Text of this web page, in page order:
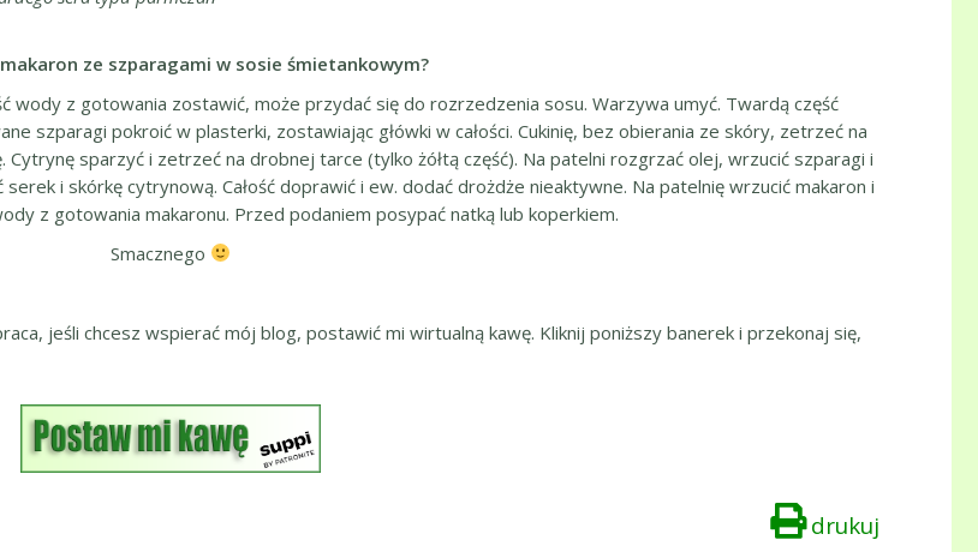
makaron ze szparagami w sosie śmietankowym?
wody z gotowania zostawić, może przydać się do rozrzedzenia sosu. Warzywa umyć. Twardą część
szparagi pokroić w plasterki, zostawiając główki w całości. Cukinię, bez obierania ze skóry, zetrzeć na
sparzyć i zetrzeć na drobnej tarce (tylko żółtą część). Na patelni rozgrzać olej, wrzucić szparagi i
i skórkę cytrynową. Całość doprawić i ew. dodać drożdże nieaktywne. Na patelnię wrzucić makaron i
z gotowania makaronu. Przed podaniem posypać natką lub koperkiem.
Smacznego
jeśli chcesz wspierać mój blog, postawić mi wirtualną kawę. Kliknij poniższy banerek i przekonaj się,
drukuj